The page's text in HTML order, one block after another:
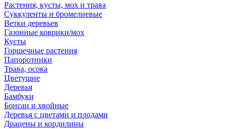
Растения, кусты, мох и трава
Суккуленты и бромелиевые
Ветки деревьев
Газонные коврики/мох
Кусты
Горшечные растения
Папоротники
Трава, осока
Цветущие
Деревья
Бамбуки
Бонсаи и хвойные
Деревья с цветами и плодами
Драцены и кордилины